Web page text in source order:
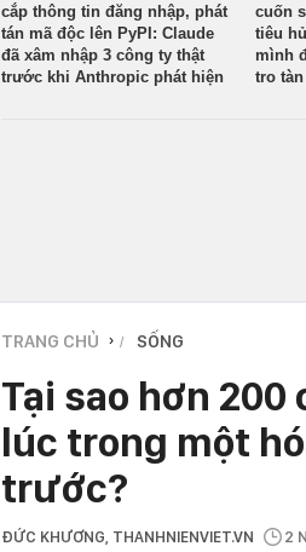
cắp thông tin đăng nhập, phát
tán mã độc lên PyPI: Claude
đã xâm nhập 3 công ty thật
trước khi Anthropic phát hiện
cuốn
tiêu
mình
tro
TRANG CHỦ › SỐNG
Tại sao hơn
lúc trong một
trước?
ĐỨC KHƯƠNG , THANHNIENVIET.VN 2